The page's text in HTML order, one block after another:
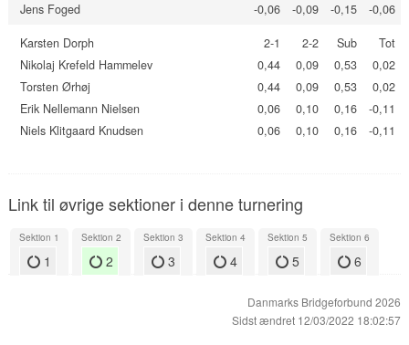
Jens Foged
-0,06 -0,09 -0,15 -0,06
Karsten Dorph 2-1 2-2 Sub
Tot
Nikolaj Krefeld Hammelev
0,44 0,09 0,53
0,02
Torsten Ørhøj
0,44 0,09 0,53
0,02
Erik Nellemann Nielsen
0,06 0,10 0,16
-0,11
Niels Klitgaard Knudsen
0,06 0,10 0,16 -0,11
Link til øvrige sektioner i denne turnering
Sektion 1
1
Sektion 2
2
Sektion 3
3
Sektion 4
4
Sektion 5
5
Sektion 6
6
Danmarks Bridgeforbund 2026
Sidst ændret 12/03/2022 18:02:57